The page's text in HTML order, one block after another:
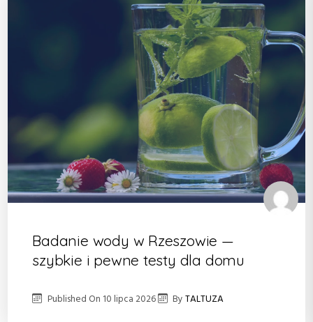
Badanie wody w Rzeszowie —
szybkie i pewne testy dla domu
Published On 10 lipca 2026 ByTALTUZA